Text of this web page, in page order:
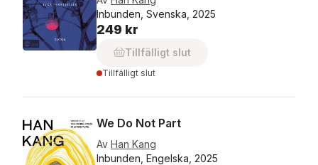
Inbunden, Svenska, 2025
249 kr
Tillfälligt slut
Tillfälligt slut
We Do Not Part
Av Han Kang
Inbunden, Engelska, 2025